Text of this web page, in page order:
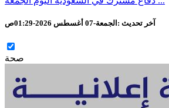
آخر تحديث : الجمعة-07 أغسطس 2026-01:29ص
صحة